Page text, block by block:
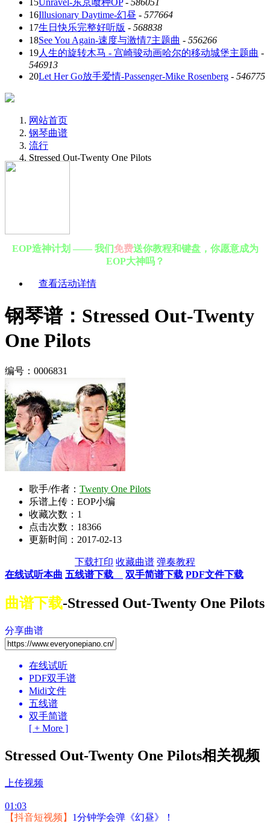
15Unravel-东京喰种OP- 586051
16Illusionary Daytime-幻昼 - 577664
17生日快乐完整好听版 - 568838
18See You Again-速度与激情7主题曲 - 556266
19人生的旋转木马 - 宫崎骏动画哈尔的移动城堡主题曲 -
546913
20Let Her Go放手爱情-Passenger-Mike Rosenberg - 546775
网站首页
钢琴曲谱
流行
Stressed Out-Twenty One Pilots
EOP造神计划 —— 我们免费送你教程和键盘，你愿意成为
EOP大神吗？
查看活动详情
钢琴谱：Stressed Out-Twenty
One Pilots
编号：0006831
歌手/作者： Twenty One Pilots
乐谱上传：EOP小编
收藏次数： 1
点击次数：18366
更新时间：2017-02-13
下载打印 收藏曲谱 弹奏教程
在线试听本曲 五线谱下载 双手简谱下载 PDF文件下载
曲谱下载-Stressed Out-Twenty One Pilots
分享曲谱
在线试听
PDF双手谱
Midi文件
五线谱
双手简谱
[ + More ]
Stressed Out-Twenty One Pilots相关视频
上传视频
01:03
【抖音短视频】 1分钟学会弹《幻昼》！